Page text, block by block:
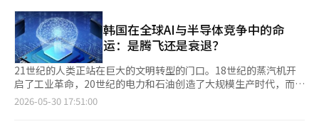
主导产业革命；从输出产品，转向输出未来产业生态。 要实现这
一目标，必须建立国家层面的系统性战略。 教育体系需要培养AI时
代的人才；科研体系需要推动基础创新；产业政策需要促进跨领域
融合；资本市场需要支持长期科技投资；监管体系需要为创新创造
空间。同时，半导体、机器人、动力电池、数据中心、软件平台和
先进制造业必须被纳入统一的国家战略框架。 尤其值得关注的是
能源问题。人工智能时代本质上也是能源时代。大型AI数据中心消
耗的电力规模惊人，其能源需求甚至相当于一座中等城市。国际能
实验这些变化的国家之一。 农业领域也不例外。AI可以分析土壤状
况和气候变化，提出最佳的种植方式，而无人机和无人农机则可以
解决人力不足的问题。考虑到韩国农村面临的老龄化和人口减少问
题，AI农业很可能不再是选择，而是必然。农业也正在从劳动密集
型产业转变为数据密集型产业。 这些变化的核心概念就是AX（AI
转型）。数字转型是收集和利用数据的阶段，而AI转型则是数据能
够自我判断和执行的阶段。工厂自主运营，设备自我诊断，物流自
我优化。从一个人类决定一切的时代，转向AI共同决策的时代。这
出，人工智能和人口结构变化是我国经济最大的中长期威胁，他表
示：“应当根据人工智能时代的要求，整顿个人信息、金融和劳动
市场的监管，同时通过教育改革培养人才。还应大胆发展半导体、
生物、电池、核电和电力设备等未来成长产业，引导企业集中于核
心业务进行产业结构调整。”※ 本报道经人工智能（AI）系统翻译
与编辑。
韩国经济的结构性挑战依然严峻。低出生率、高龄化、劳动年龄人
口减少、自营业者过剩、服务业竞争力不足、青年就业问题依然存
在。半导体的繁荣并不会自动解决这些问题。相反，繁荣时期更应
加快改革。如果税收增加，财政能力增强，就应将其投入到人工智
能、半导体、生物、机器人、航天等未来产业和人才培养中，而不
是短期支出。如果今天的半导体拯救了韩国经济，明天的增长动力
则应来自人工智能和新兴产业。24年来首次实现10%名义增长无
疑是一个机会。但这个机会不会自动转化为祝福。关键在于如何利
应培养的四项核心能力：思维能力、适应能力、共情能力和身体技
能。 思维能力不仅仅是记忆知识和考试的能力。在AI能够替代知识
获取和信息处理的时代，理解问题本质和独立思考的能力变得更加
重要。适应能力是指在快速变化中能够在失败后重新选择和行动的
韧性。共情能力是人类独有的能力，AI难以替代。身体技能则是通
过音乐、美术、体育等人类身体活动创造价值的能力。 崔会长还
强调了教育系统的变革。他表示，学校不应仅仅停留在知识传授的
空间，而应转变为实验和体验与AI共存的方式的平台。对于医学专
来，市场资金主要集中在房地产、存款和短期金融产品上。由于低
增长阶段的长期化，投资者更倾向于追求稳定性，而非冒险投资未
来产业。然而，成长基金的热销显示出至少部分资金有可能重新流
向生产性投资。 经济增长的源泉在于投资，更准确地说，是提升
未来生产力的投资。新的企业出现，技术得到开发，创新产业得以
成长，才能增加就业和收入。如果资金仅停留在房地产和短期金融
产品上，经济整体的增长潜力必然会下降。 实际上，许多发达国
家早已发展出多种制度，将国民的资产与生产性投资相连接。 美
韩国在全球AI与半导体竞争中的命
运：是腾飞还是衰退？
21世纪的人类正站在巨大的文明转型的门口。18世纪的蒸汽机开
启了工业革命，20世纪的电力和石油创造了大规模生产时代，而互
联网引领了信息革命，人工智能（AI）则成为超越所有这些变化的
2026-05-30 17:51:00